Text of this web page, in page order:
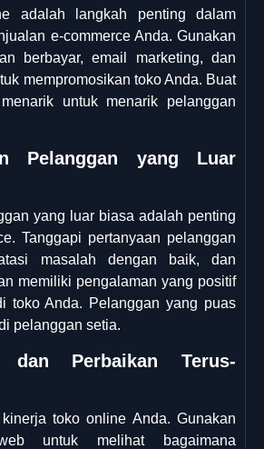
adalah langkah penting dalam
e-commerce Anda. Gunakan
berbayar, email marketing, dan
mempromosikan toko Anda. Buat
untuk menarik pelanggan
Pelanggan yang Luar
yang luar biasa adalah penting
Tanggapi pertanyaan pelanggan
masalah dengan baik, dan
memiliki pengalaman yang positif
toko Anda. Pelanggan yang puas
pelanggan setia.
Perbaikan Terus-
toko online Anda. Gunakan
untuk melihat bagaimana